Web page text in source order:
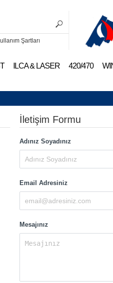
Şartları
ILCA & LASER 420/470
İletişim Formu
Adınız Soyadınız
Email Adresiniz
Mesajınız